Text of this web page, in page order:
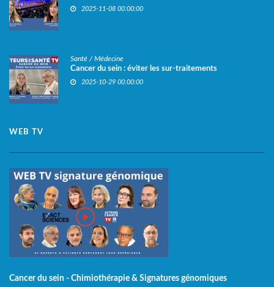
2025-11-08 00:00:00
Santé / Médecine
Cancer du sein : éviter les sur-traitements
2025-10-29 00:00:00
WEB TV
Cancer du sein - Chimiothérapie & Signatures génomiques